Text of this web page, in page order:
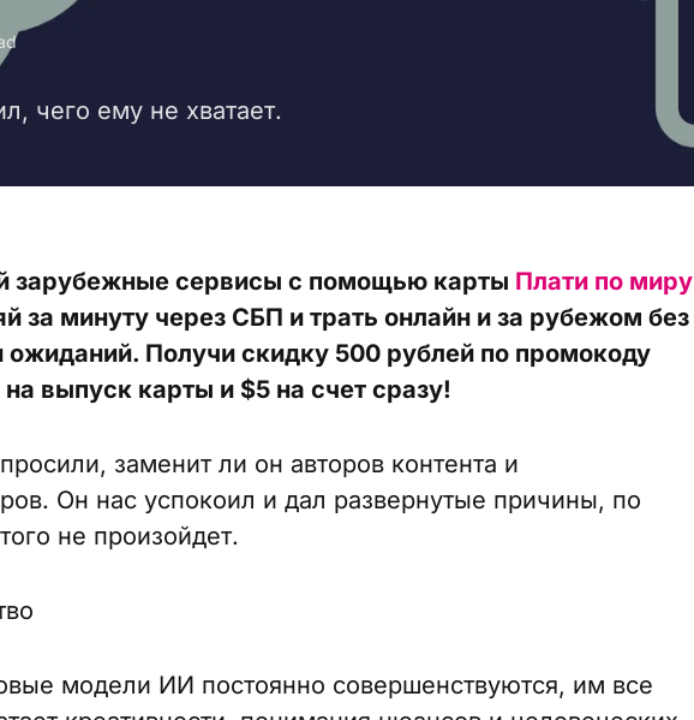
чего ему не хватает.
зарубежные сервисы с помощью карты Плати по миру
за минуту через СБП и трать онлайн и за рубежом без
ожиданий. Получи скидку 500 рублей по промокоду
на выпуск карты и $5 на счет сразу!
заменит ли он авторов контента и
Он нас успокоил и дал развернутые причины, по
не произойдет.
модели ИИ постоянно совершенствуются, им все